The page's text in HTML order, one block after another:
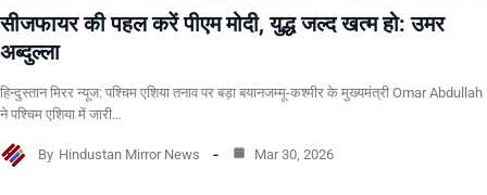
सीजफायर की पहल करें पीएम मोदी, युद्ध जल्द खत्म हो: उमर
अब्दुल्ला
हिन्दुस्तान मिरर न्यूज: पश्चिम एशिया तनाव पर बड़ा बयानजम्मू-कश्मीर के मुख्यमंत्री Omar Abdullah
ने पश्चिम एशिया में जारी…
By Hindustan Mirror News Mar 30, 2026